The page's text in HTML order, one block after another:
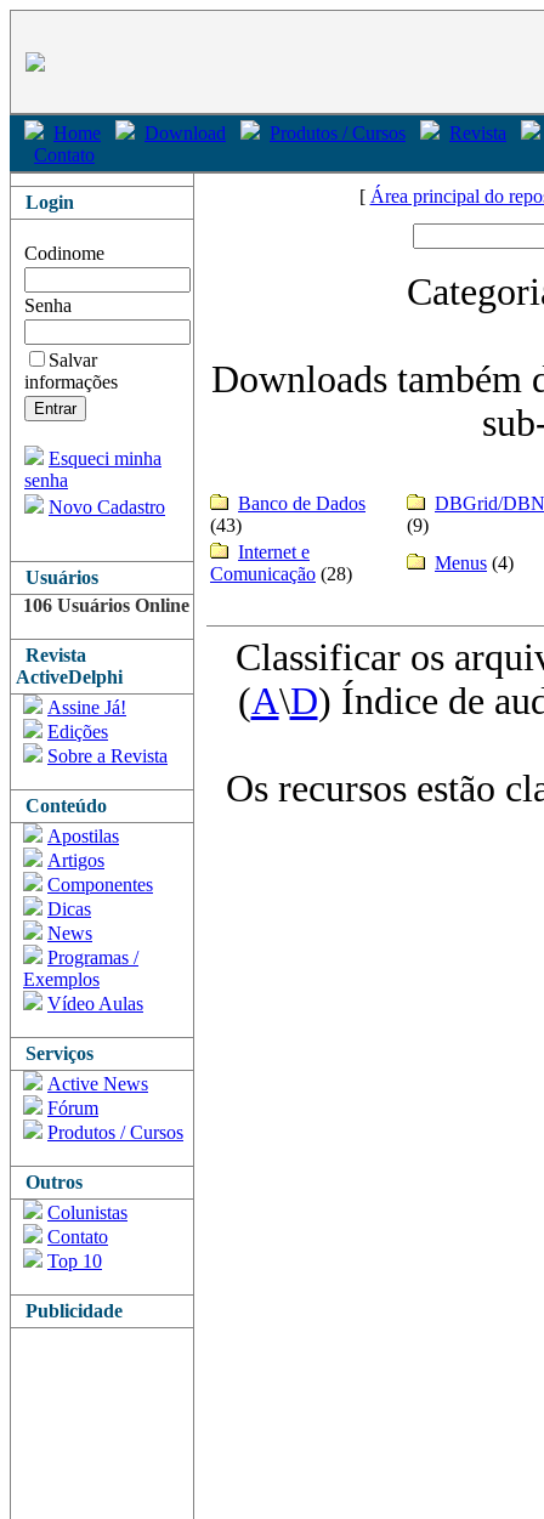
Home Download Produtos / Cursos
Revista
Contato
Login
Codinome
Senha
Salvar
informações
Esqueci minha
senha
Novo Cadastro
Usuários
106 Usuários Online
Revista
ActiveDelphi
Assine Já!
Edições
Sobre a Revista
Conteúdo
Apostilas
Artigos
Componentes
Dicas
News
Programas /
Exemplos
Vídeo Aulas
Serviços
Active News
Fórum
Produtos / Cursos
Outros
Colunistas
Contato
Top 10
Publicidade
[ Área principal do
Downloads também
Banco de Dados
(43)
DBGrid/
(9)
Internet e
Comunicação (28)
Menus (4)
Classificar os
(A\D) Índice de
Os recursos estão